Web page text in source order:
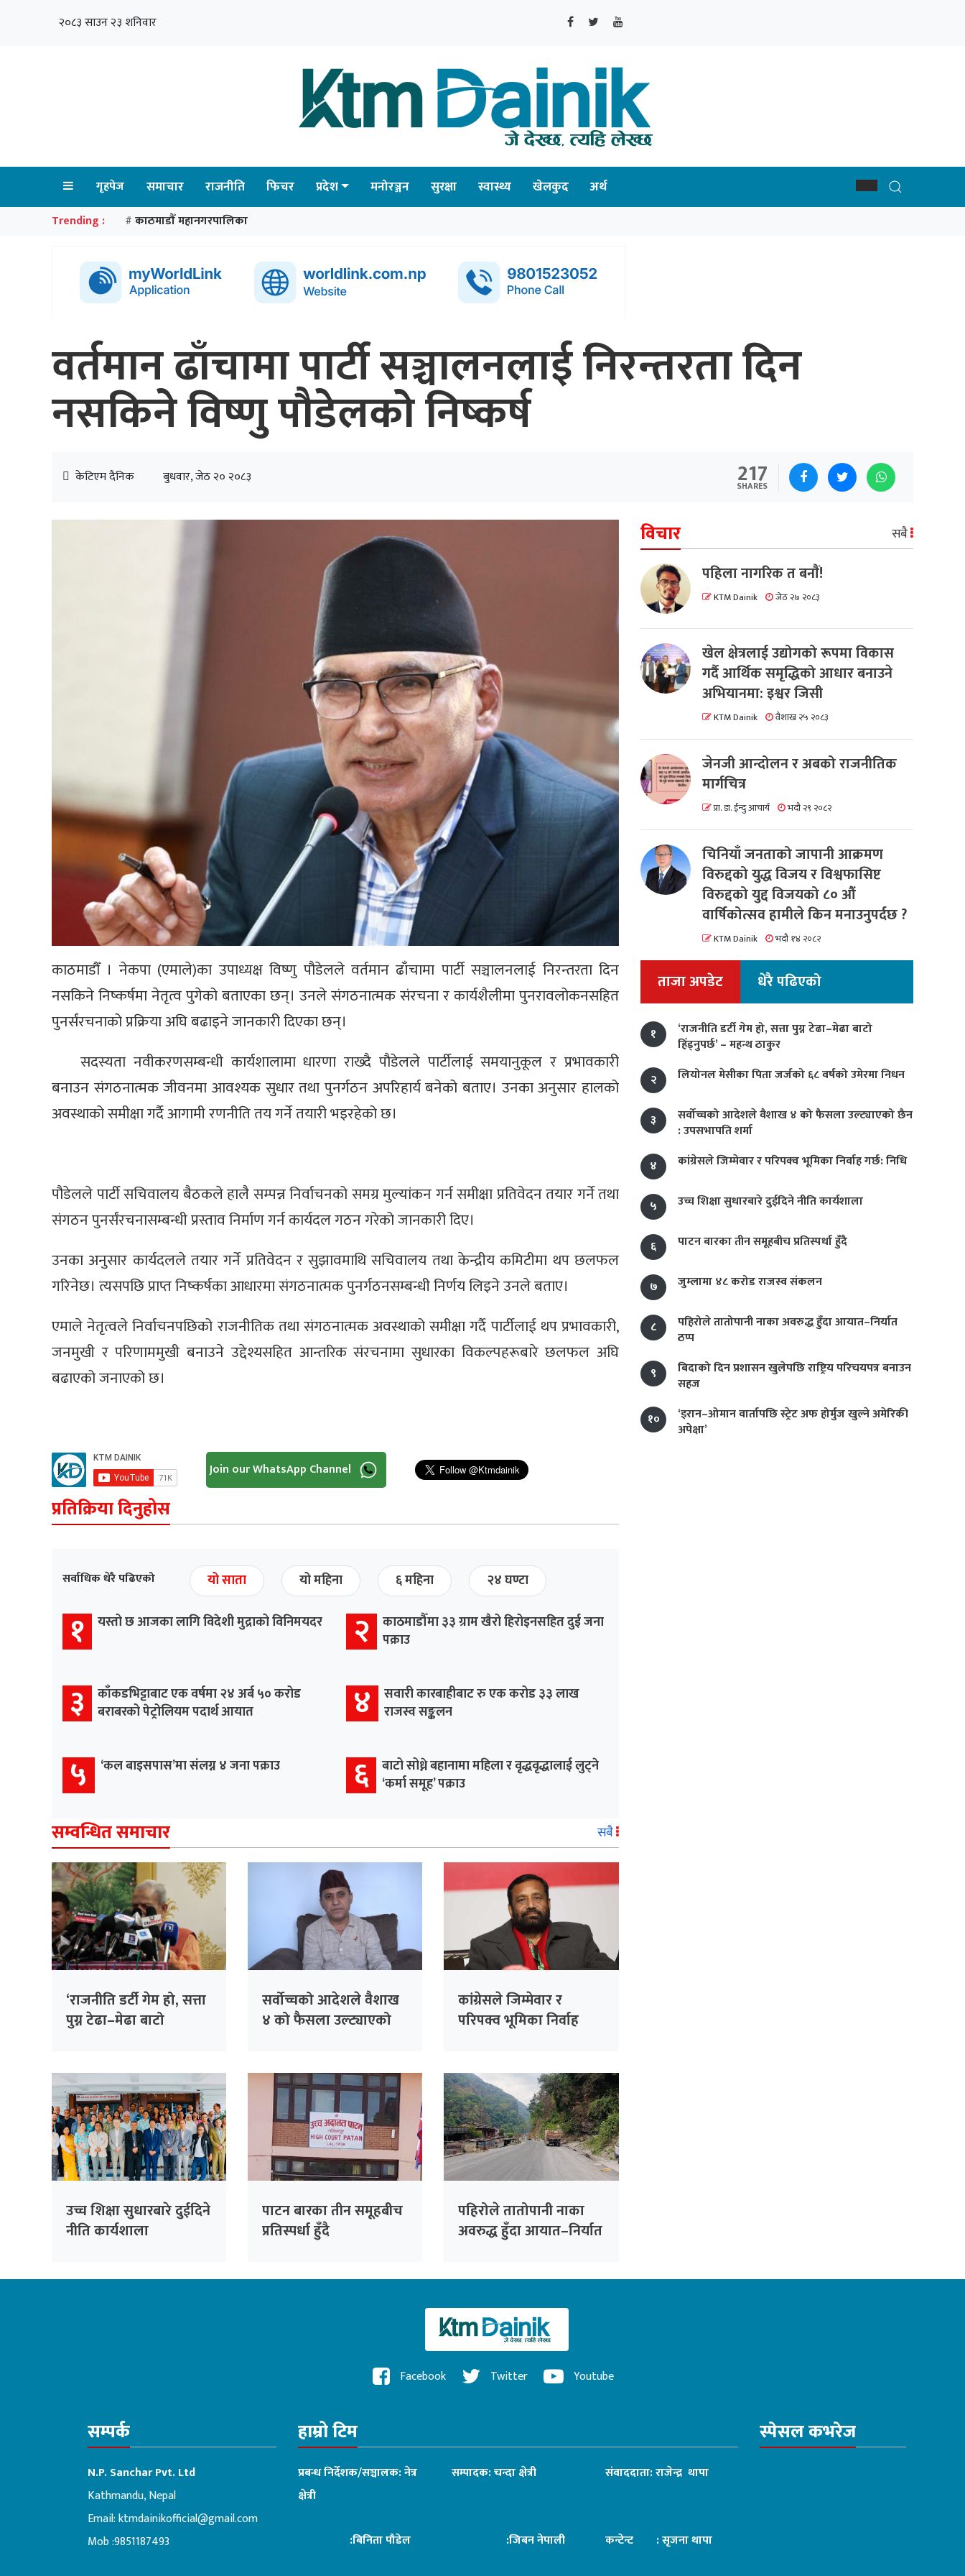
२०८३ साउन २३ शनिवार
गृहपेज समाचार राजनीति फिचर प्रदेश मनोरञ्जन सुरक्षा स्वास्थ्य खेलकुद अर्थ
Trending : # काठमाडौँ महानगरपालिका
वर्तमान ढाँचामा पार्टी सञ्चालनलाई निरन्तरता दिन
नसकिने विष्णु पौडेलको निष्कर्ष
केटिएम दैनिक बुधवार, जेठ २० २०८३ 217
SHARES
काठमाडौँ । नेकपा (एमाले)का उपाध्यक्ष विष्णु पौडेलले वर्तमान ढाँचामा पार्टी सञ्चालनलाई निरन्तरता दिन
नसकिने निष्कर्षमा नेतृत्व पुगेको बताएका छन्। उनले संगठनात्मक संरचना र कार्यशैलीमा पुनरावलोकनसहित
पुनर्संरचनाको प्रक्रिया अघि बढाइने जानकारी दिएका छन्।
सदस्यता नवीकरणसम्बन्धी कार्यशालामा धारणा राख्दै पौडेलले पार्टीलाई समयानुकूल र प्रभावकारी
बनाउन संगठनात्मक जीवनमा आवश्यक सुधार तथा पुनर्गठन अपरिहार्य बनेको बताए। उनका अनुसार हालको
अवस्थाको समीक्षा गर्दै आगामी रणनीति तय गर्ने तयारी भइरहेको छ।
पौडेलले पार्टी सचिवालय बैठकले हालै सम्पन्न निर्वाचनको समग्र मुल्यांकन गर्न समीक्षा प्रतिवेदन तयार गर्ने तथा
संगठन पुनर्संरचनासम्बन्धी प्रस्ताव निर्माण गर्न कार्यदल गठन गरेको जानकारी दिए।
उनका अनुसार कार्यदलले तयार गर्ने प्रतिवेदन र सुझावमाथि सचिवालय तथा केन्द्रीय कमिटीमा थप छलफल
गरिनेछ। त्यसपछि प्राप्त निष्कर्षका आधारमा संगठनात्मक पुनर्गठनसम्बन्धी निर्णय लिइने उनले बताए।
एमाले नेतृत्वले निर्वाचनपछिको राजनीतिक तथा संगठनात्मक अवस्थाको समीक्षा गर्दै पार्टीलाई थप प्रभावकारी,
जनमुखी र परिणाममुखी बनाउने उद्देश्यसहित आन्तरिक संरचनामा सुधारका विकल्पहरूबारे छलफल अघि
बढाएको जनाएको छ।
Join our WhatsApp Channel
प्रतिक्रिया दिनुहोस
सर्वाधिक धेरै पढिएको यो साता यो महिना ६ महिना २४ घण्टा
१ यस्तो छ आजका लागि विदेशी मुद्राको विनिमयदर २
काठमाडौँमा ३३ ग्राम खैरो हिरोइनसहित दुई जना
पक्राउ
३
काँकडभिट्टाबाट एक वर्षमा २४ अर्ब ५० करोड
बराबरको पेट्रोलियम पदार्थ आयात
४
सवारी कारबाहीबाट रु एक करोड ३३ लाख
राजस्व सङ्कलन
५ ‘कल बाइसपास’मा संलग्न ४ जना पक्राउ ६ बाटो सोध्ने बहानामा महिला र वृद्धवृद्धालाई लुट्ने
‘कर्मा समूह’ पक्राउ
सम्वन्धित समाचार सबै
‘राजनीति डर्टी गेम हो, सत्ता
पुग्न टेढा–मेढा बाटो
सर्वोच्चको आदेशले वैशाख
४ को फैसला उल्ट्याएको
कांग्रेसले जिम्मेवार र
परिपक्व भूमिका निर्वाह
उच्च शिक्षा सुधारबारे दुईदिने
नीति कार्यशाला
पाटन बारका तीन समूहबीच
प्रतिस्पर्धा हुँदै
पहिरोले तातोपानी नाका
अवरुद्ध हुँदा आयात–निर्यात
विचार सबै
पहिला नागरिक त बनाैं!
KTM Dainik जेठ २७ २०८३
खेल क्षेत्रलाई उद्योगको रूपमा विकास
गर्दै आर्थिक समृद्धिको आधार बनाउने
अभियानमा: इश्वर जिसी
KTM Dainik वैशाख २५ २०८३
जेनजी आन्दोलन र अबको राजनीतिक
मार्गचित्र
प्रा. डा. ईन्दु आचार्य भदौ २९ २०८२
चिनियाँ जनताको जापानी आक्रमण
विरुद्दको युद्ध विजय र विश्वफासिष्ट
विरुद्दको युद्द विजयको ८० औं
वार्षिकोत्सव हामीले किन मनाउनुपर्दछ ?
KTM Dainik भदौ १४ २०८२
ताजा अपडेट धेरै पढिएको
१
‘राजनीति डर्टी गेम हो, सत्ता पुग्न टेढा–मेढा बाटो
हिँड्नुपर्छ’ – महन्थ ठाकुर
२
लियोनल मेसीका पिता जर्जको ६८ वर्षको उमेरमा निधन
३
सर्वोच्चको आदेशले वैशाख ४ को फैसला उल्ट्याएको छैन
: उपसभापति शर्मा
४
कांग्रेसले जिम्मेवार र परिपक्व भूमिका निर्वाह गर्छ: निधि
५ उच्च शिक्षा सुधारबारे दुईदिने नीति कार्यशाला
६ पाटन बारका तीन समूहबीच प्रतिस्पर्धा हुँदै
७ जुम्लामा ४८ करोड राजस्व संकलन
८
पहिरोले तातोपानी नाका अवरुद्ध हुँदा आयात–निर्यात
ठप्प
९
बिदाको दिन प्रशासन खुलेपछि राष्ट्रिय परिचयपत्र बनाउन
सहज
१०
‘इरान–ओमान वार्तापछि स्ट्रेट अफ होर्मुज खुल्ने अमेरिकी
अपेक्षा’
Facebook Twitter Youtube
सम्पर्क
N.P. Sanchar Pvt. Ltd
Kathmandu, Nepal
Email:ktmdainikofficial@gmail.com
Mob :9851187493
हाम्रो टिम
प्रबन्ध निर्देशक/सञ्चालक: नेत्र
क्षेत्री
सम्पादक: चन्दा क्षेत्री संवाददाता: राजेन्द्र थापा
:बिनिता पौडेल :जिबन नेपाली कन्टेन्ट : सृजना थापा
स्पेसल कभरेज